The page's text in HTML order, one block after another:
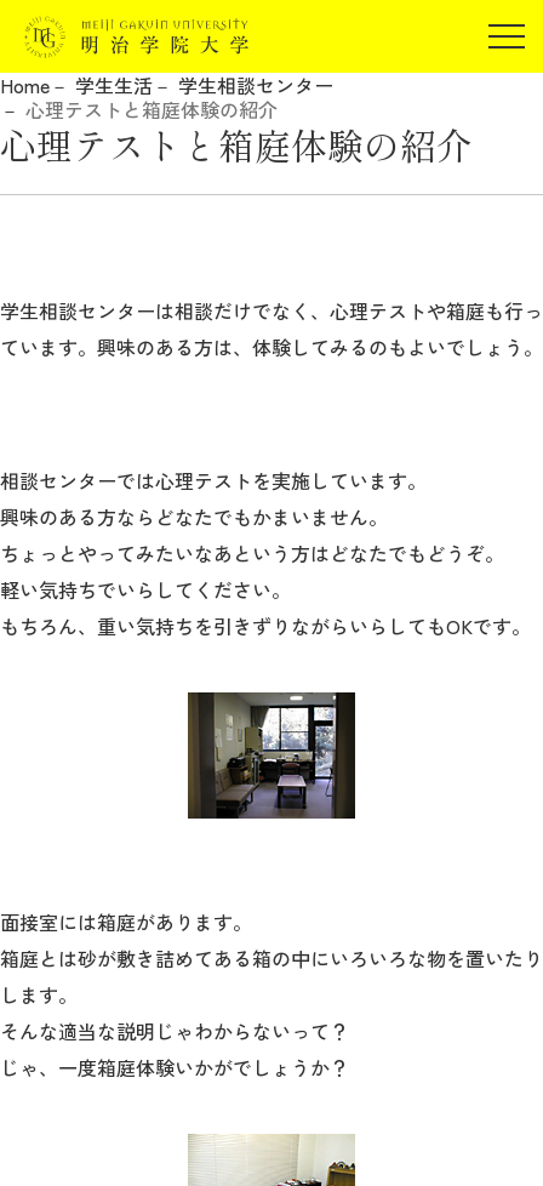
在学生の方
卒業生の方
報道関係の方
卒業生の方
保証人の方
企業・研究者の方
地域・一般の方
明治学院大学について
教育
研究
入試情報サイト
2026年9月入学者向け 新入生サイト
Home 学生生活
学生相談センター
心理テストと箱庭体験の紹介
心理テストと箱庭体験の紹介
学生相談センターは相談だけでなく、心理テストや箱庭も行っ
ています。興味のある方は、体験してみるのもよいでしょう。
相談センターでは心理テストを実施しています。
興味のある方ならどなたでもかまいません。
ちょっとやってみたいなあという方はどなたでもどうぞ。
軽い気持ちでいらしてください。
もちろん、重い気持ちを引きずりながらいらしてもOKです。
面接室には箱庭があります。
箱庭とは砂が敷き詰めてある箱の中にいろいろな物を置いたり
します。
そんな適当な説明じゃわからないって？
じゃ、一度箱庭体験いかがでしょうか？